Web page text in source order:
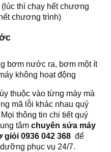
thì chạy hết chương
chương trình)
bơm nước ra, bơm một ít
không hoạt động
thuộc vào từng máy mà
mã lỗi khác nhau quý
thông tin chi tiết quý
tâm chuyên sửa máy
0936 042 368 để
phục vụ 24/7.